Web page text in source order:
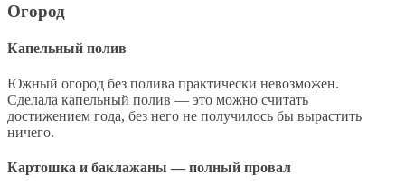
Огород
Капельный полив
Южный огород без полива практически невозможен.
Сделала капельный полив — это можно считать
достижением года, без него не получилось бы вырастить
ничего.
Картошка и баклажаны — полный провал